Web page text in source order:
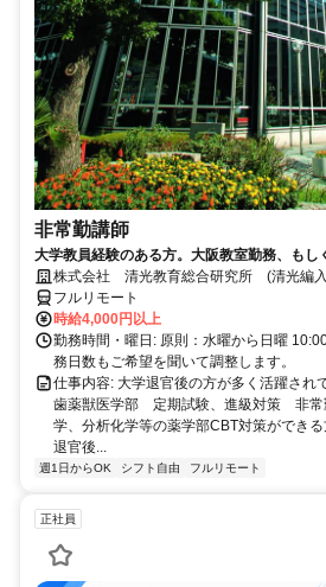
非常勤講師
大学教員経験のある方。大阪教室勤務、もし
ク可能。退官した先生が活躍中。
株式会社 清光教育総合研究所 (清光編
フルリモート
時給4,000円以上
勤務時間・曜日: 原則：水曜から日曜
務日数もご希望を聞いて調整します。
仕事内容: 大学退官後の方が多く活躍され
歯薬獣医学部 定期試験、進級対策 非常
学、分析化学等の薬学部CBT対策ができ
退官後...
週1日からOK シフト自由 フルリモート
正社員